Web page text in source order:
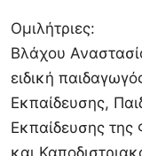
Ομιλήτριες:
Βλάχου
ειδική
Εκπαίδευσης,
Εκπαίδευσης της
και